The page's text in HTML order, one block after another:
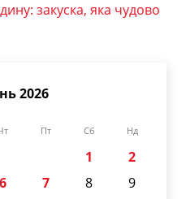
закуска, яка чудово
2026
Пт Сб Нд
1
2
6 7 8
9